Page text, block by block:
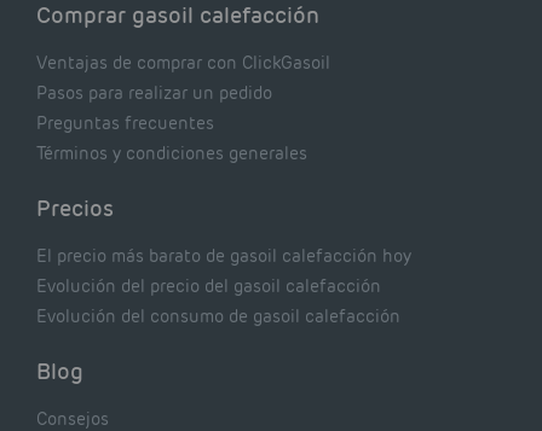
Comprar gasoil calefacción
Ventajas de comprar con ClickGasoil
Pasos para realizar un pedido
Preguntas frecuentes
Términos y condiciones generales
Precios
El precio más barato de gasoil calefacción hoy
Evolución del precio del gasoil calefacción
Evolución del consumo de gasoil calefacción
Blog
Consejos